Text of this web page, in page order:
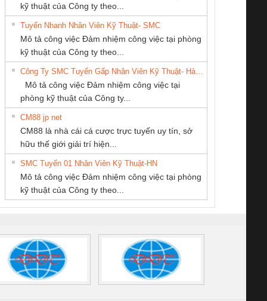
An Toàn
Contact
– PSR-
SCP-
FSP/2X1/1X2
sát chuỗi
tấm pin
16I+
(2502520000)
Bộ giám sát chuỗi
tấm pin
TRANSCLINIC 16I+
1K5 L (2433950000)
Bộ giám sát dòng
TRANSCLINIC 16I+
(2008130000)
Bộ chỉnh lưu nguồn
điện TRANSCLINIC
BKE 1K5.4
(7791400879)2. Giá
Nẹp nhôm chống
trơn Đà Nẵng
ty TNHH
Mại SX Ba
CONG TY TNHH
TM-DV DAI DONG
THANH
CÔNG TY TNHH
DỊCH VỤ XNK
PHƯƠNG NAM
Ty TNHH
Bị Điện Nam
Thịnh
ĐỘNG TIẾN
HƯNG
PHẦN TỰ ĐỘNG
kỹ thuật của Công ty theo...
Tuyển Nhanh Nhân Viên Kỹ Thuật- SMC
Mô tả công việc Đảm nhiệm công việc tại phòng
kỹ thuật của Công ty theo...
Mô tả công việc Đảm nhiệm công việc tại
phòng kỹ thuật của Công ty...
CM88 jp net
CM88 là nhà cái cá cược trực tuyến uy tín, sở
hữu thế giới giải trí hiện...
SMC Tuyển 01 Nhân Viên Kỹ Thuật-HN
Mô tả công việc Đảm nhiệm công việc tại phòng
kỹ thuật của Công ty theo...